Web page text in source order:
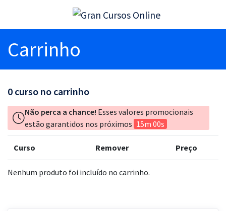
Carrinho
0 curso no carrinho
Não perca a chance! Esses valores promocionais
estão garantidos nos próximos 15m 00s
Curso Remover Preço
Nenhum produto foi incluído no carrinho.